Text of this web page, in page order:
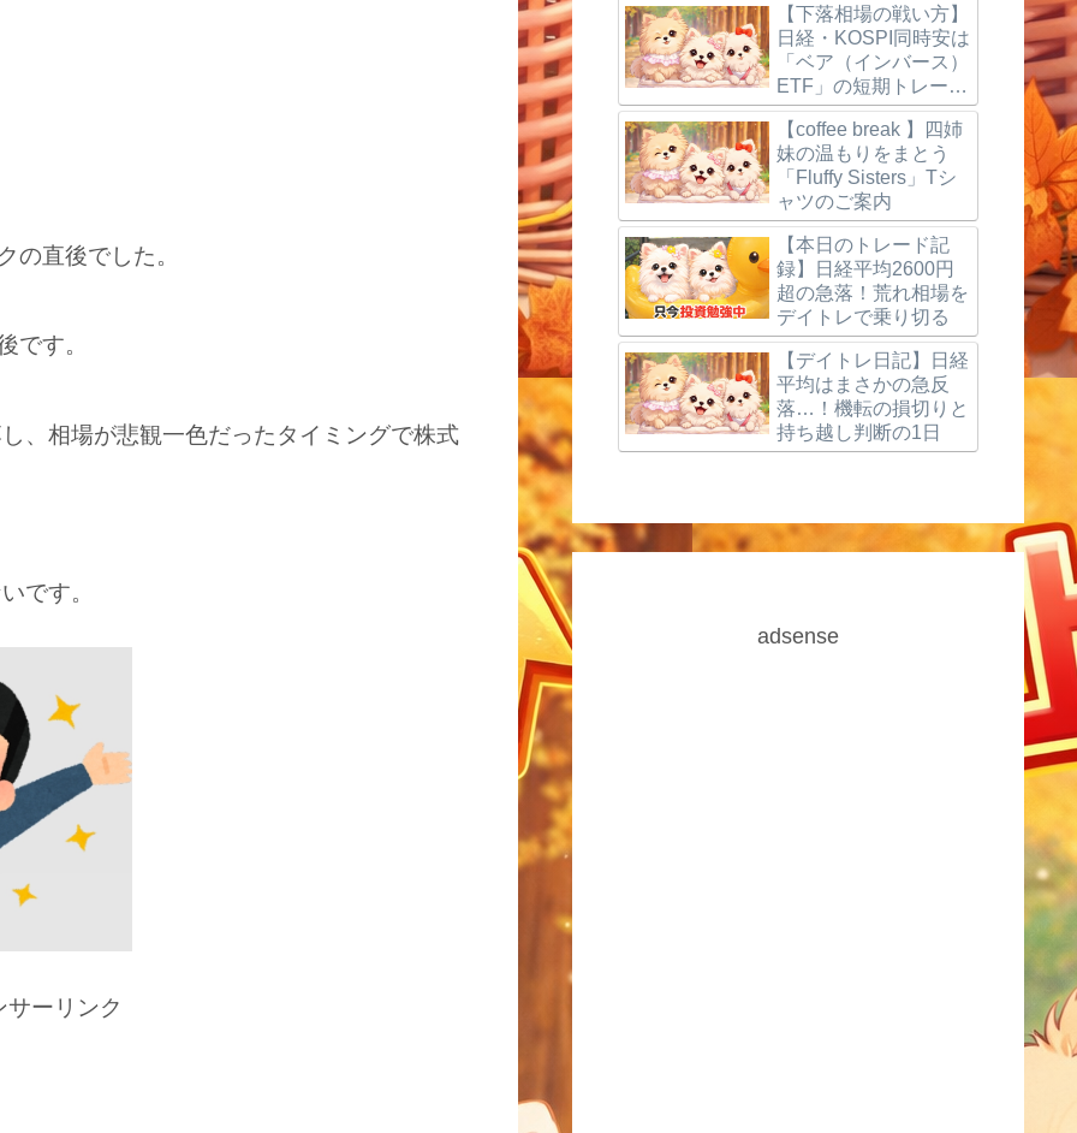
の直後でした。
です。
、相場が悲観一色だったタイミングで株式
です。
サーリンク
【下落相場の戦い方】
日経・KOSPI同時安は
「ベア（インバース）
ETF」の短期トレード
で狙う
【coffee break 】四姉
妹の温もりをまとう
「Fluffy Sisters」Tシ
ャツのご案内
【本日のトレード記
録】日経平均2600円
超の急落！荒れ相場を
デイトレで乗り切る
【デイトレ日記】日経
平均はまさかの急反
落…！機転の損切りと
持ち越し判断の1日
adsense